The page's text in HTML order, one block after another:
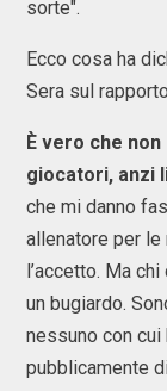
sorte".
Ecco cosa ha
Sera sul
È vero che
giocatori, anzi
che mi danno
allenatore per
l’accetto. Ma
un bugiardo.
nessuno con cui
pubblicamente